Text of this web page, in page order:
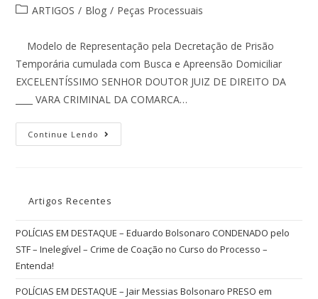
ARTIGOS / Blog / Peças Processuais
Modelo de Representação pela Decretação de Prisão
Temporária cumulada com Busca e Apreensão Domiciliar
EXCELENTÍSSIMO SENHOR DOUTOR JUIZ DE DIREITO DA
____ VARA CRIMINAL DA COMARCA…
Continue Lendo
Artigos Recentes
POLÍCIAS EM DESTAQUE – Eduardo Bolsonaro CONDENADO pelo
STF – Inelegível – Crime de Coação no Curso do Processo –
Entenda!
POLÍCIAS EM DESTAQUE – Jair Messias Bolsonaro PRESO em